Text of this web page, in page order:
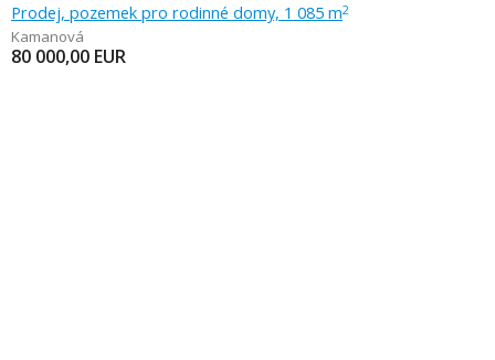
Prodej, pozemek pro rodinné domy, 1 085 m2
Kamanová
80 000,00 EUR